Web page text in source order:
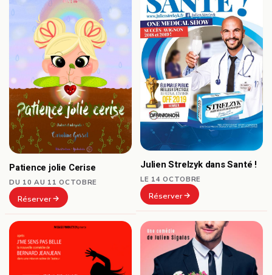
Patience jolie Cerise
DU 10 AU 11 OCTOBRE
Réserver
Julien Strelzyk dans Santé !
LE 14 OCTOBRE
Réserver